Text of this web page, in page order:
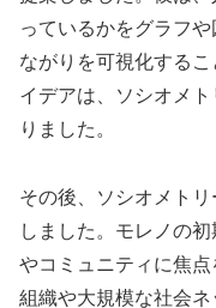
っているかをグラフ
ながりを可視化する
イデアは、ソシオメ
りました。
その後、ソシオメト
しました。モレノの
やコミュニティに焦
組織や大規模な社会